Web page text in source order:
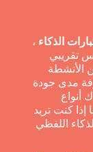
الذكاء،
مدى جودة
كنت تريد
اللفظي